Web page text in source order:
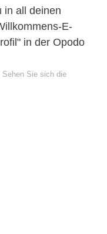
in all deinen
E-
in der Opodo
Sehen Sie sich die